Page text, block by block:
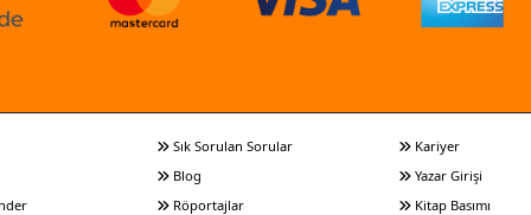
Sık Sorulan Sorular
Blog
Röportajlar
Kariyer
Yazar Girişi
Kitap Basımı